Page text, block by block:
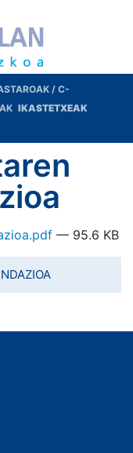
/ C-
IKASTETXEAK
— 95.6 KB